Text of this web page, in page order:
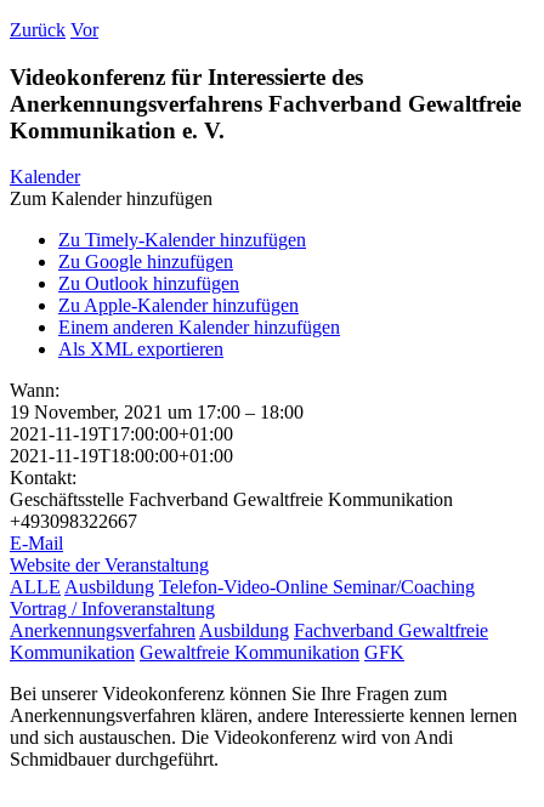
Zurück Vor
Videokonferenz für Interessierte des
Anerkennungsverfahrens Fachverband Gewaltfreie
Kommunikation e. V.
Kalender
Zum Kalender hinzufügen
Zu Timely-Kalender hinzufügen
Zu Google hinzufügen
Zu Outlook hinzufügen
Zu Apple-Kalender hinzufügen
Einem anderen Kalender hinzufügen
Als XML exportieren
Wann:
19 November, 2021 um 17:00 – 18:00
2021-11-19T17:00:00+01:00
2021-11-19T18:00:00+01:00
Kontakt:
Geschäftsstelle Fachverband Gewaltfreie Kommunikation
+493098322667
E-Mail
Website der Veranstaltung
ALLE Ausbildung Telefon-Video-Online Seminar/Coaching
Vortrag / Infoveranstaltung
AnerkennungsverfahrenAusbildung Fachverband Gewaltfreie
Kommunikation Gewaltfreie Kommunikation GFK
Bei unserer Videokonferenz können Sie Ihre Fragen zum
Anerkennungsverfahren klären, andere Interessierte kennen lernen
und sich austauschen. Die Videokonferenz wird von Andi
Schmidbauer durchgeführt.